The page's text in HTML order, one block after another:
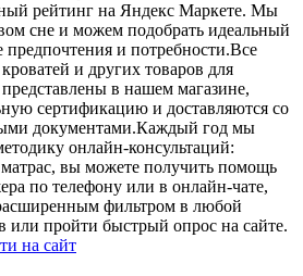
рейтинг на Яндекс Маркете. Мы
сне и можем подобрать идеальный
и потребности.Все
и других товаров для
в нашем магазине,
сертификацию и доставляются со
документами.Каждый год мы
онлайн-консультаций:
вы можете получить помощь
по телефону или в онлайн-чате,
фильтром в любой
или пройти быстрый опрос на сайте.
на сайт